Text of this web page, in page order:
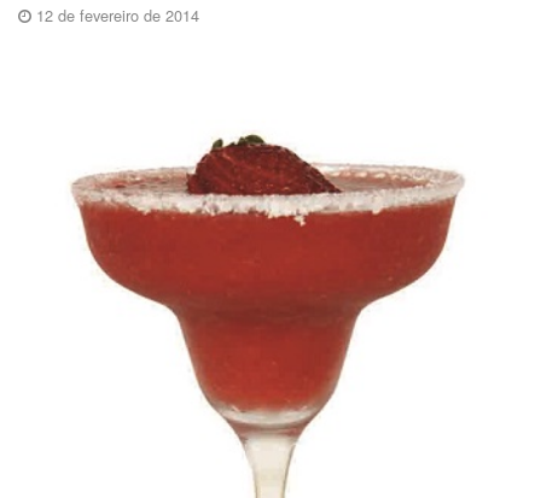
12 de fevereiro de 2014